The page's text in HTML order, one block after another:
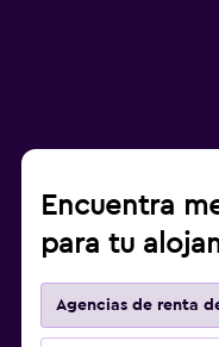
Encuentra
para tu
Agencias de renta